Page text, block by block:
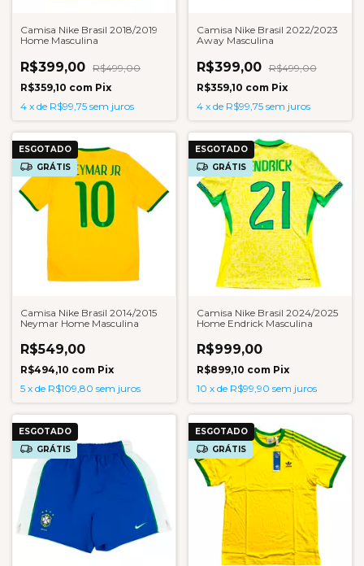
Camisa Nike Brasil 2018/2019
Home Masculina
R$399,00 R$499,00
R$359,10 com Pix
4 x de R$99,75 sem juros
Camisa Nike Brasil 2022/2023
Away Masculina
R$399,00 R$499,00
R$359,10 com Pix
4 x de R$99,75 sem juros
ESGOTADO
GRÁTIS
Camisa Nike Brasil 2014/2015
Neymar Home Masculina
R$549,00
R$494,10 com Pix
5 x de R$109,80 sem juros
ESGOTADO
GRÁTIS
Camisa Nike Brasil 2024/2025
Home Endrick Masculina
R$999,00
R$899,10 com Pix
10 x de R$99,90 sem juros
ESGOTADO
GRÁTIS
ESGOTADO
GRÁTIS